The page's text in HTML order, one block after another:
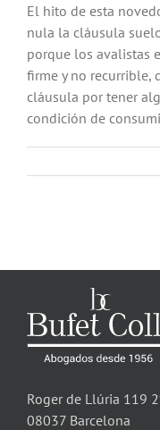
El hito de esta
nula la cláusula
porque los avalistas
firme y no recurrible,
cláusula por tener
condición de
Roger de Llúria 119
08037 Barcelona